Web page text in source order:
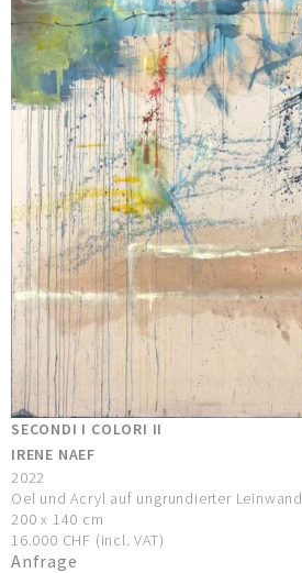
SECONDI I COLORI II
IRENE NAEF
2022
Oel und Acryl auf ungrundierter Leinwand
200 x 140 cm
16.000 CHF (incl. VAT)
Anfrage